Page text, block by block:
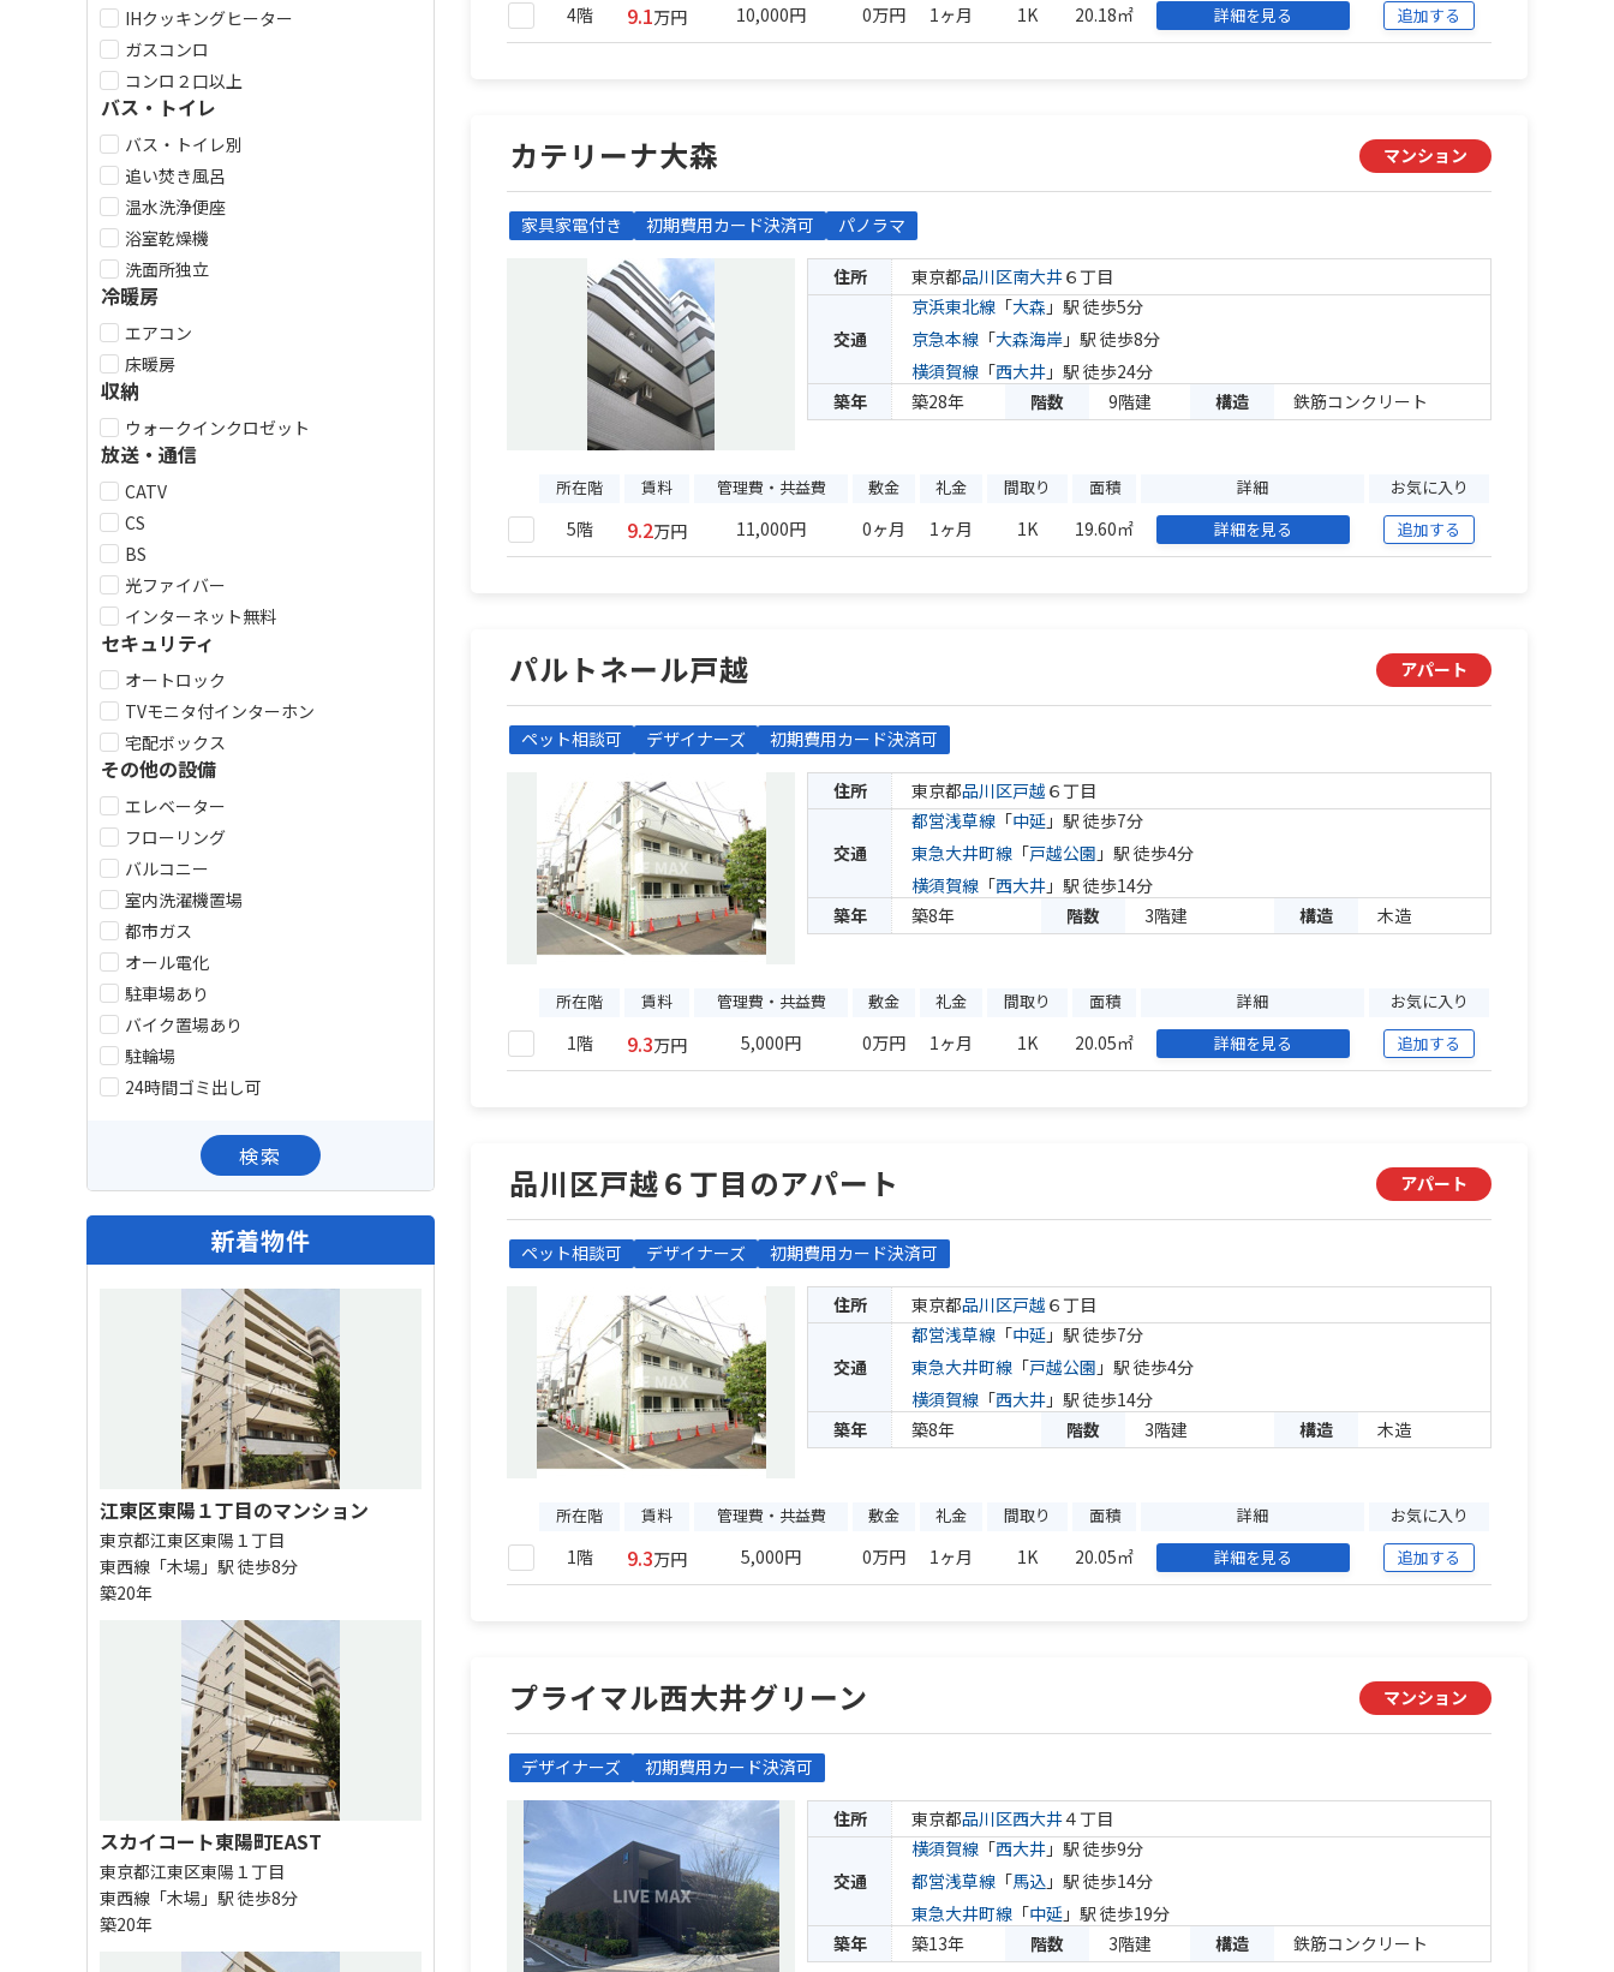
4階 9.1万円 10,000円 0万円 1ヶ月 1K 20.18㎡ 詳細を見る 追加する
カテリーナ大森 マンション
家具家電付き 初期費用カード決済可 パノラマ
住所 東京都品川区南大井６丁目
交通
京浜東北線 「大森 」駅 徒歩5分
京急本線 「大森海岸 」駅 徒歩8分
横須賀線 「西大井 」駅 徒歩24分
築年
築28年 階数 9階建 構造 鉄筋コンクリート
所在階 賃料 管理費・共益費 敷金 礼金 間取り 面積 詳細 お気に入り
5階 9.2万円 11,000円 0ヶ月 1ヶ月 1K 19.60㎡ 詳細を見る 追加する
パルトネール戸越 アパート
ペット相談可 デザイナーズ 初期費用カード決済可
住所 東京都品川区戸越 ６丁目
交通
都営浅草線 「中延 」駅 徒歩7分
東急大井町線 「戸越公園 」駅 徒歩4分
横須賀線 「西大井 」駅 徒歩14分
築年
築8年 階数 3階建 構造 木造
所在階 賃料 管理費・共益費 敷金 礼金 間取り 面積 詳細 お気に入り
1階 9.3万円 5,000円 0万円 1ヶ月 1K 20.05㎡ 詳細を見る 追加する
品川区戸越６丁目のアパート アパート
ペット相談可 デザイナーズ 初期費用カード決済可
住所 東京都品川区戸越 ６丁目
交通
都営浅草線 「中延 」駅 徒歩7分
東急大井町線 「戸越公園 」駅 徒歩4分
横須賀線 「西大井 」駅 徒歩14分
築年
築8年 階数 3階建 構造 木造
所在階 賃料 管理費・共益費 敷金 礼金 間取り 面積 詳細 お気に入り
1階 9.3万円 5,000円 0万円 1ヶ月 1K 20.05㎡ 詳細を見る 追加する
プライマル西大井グリーン マンション
デザイナーズ 初期費用カード決済可
住所 東京都品川区西大井４丁目
交通
横須賀線 「西大井 」駅 徒歩9分
都営浅草線 「馬込 」駅 徒歩14分
東急大井町線 「中延 」駅 徒歩19分
築年
築13年 階数 3階建 構造 鉄筋コンクリート
IHクッキングヒーター
ガスコンロ
コンロ２口以上
バス・トイレ
バス・トイレ別
追い焚き風呂
温水洗浄便座
浴室乾燥機
洗面所独立
冷暖房
エアコン
床暖房
収納
ウォークインクロゼット
放送・通信
CATV
CS
BS
光ファイバー
インターネット無料
セキュリティ
オートロック
TVモニタ付インターホン
宅配ボックス
その他の設備
エレベーター
フローリング
バルコニー
室内洗濯機置場
都市ガス
オール電化
駐車場あり
バイク置場あり
駐輪場
24時間ゴミ出し可
検索
新着物件
江東区東陽１丁目のマンション
東京都江東区東陽１丁目
東西線「木場」駅 徒歩8分
築20年
スカイコート東陽町EAST
東京都江東区東陽１丁目
東西線「木場」駅 徒歩8分
築20年